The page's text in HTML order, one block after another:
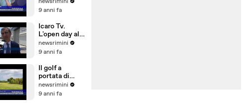
Siulp:
rischio
9 anni fa
Icaro Tv.
L'open day alla
Pesaresi Spa
di Rimini
newsrimini
9 anni fa
Il golf a
portata di
bambino. Il
Summer
newsrimini
9 anni fa